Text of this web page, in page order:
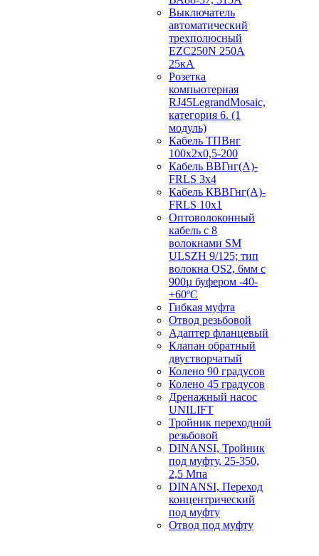
Выключатель
автоматический
трехполюсный
EZC250N 250А
25кА
Розетка
компьютерная
RJ45LegrandMosaic,
категория 6. (1
модуль)
Кабель ТПВнг
100х2х0,5-200
Кабель ВВГнг(А)-
FRLS 3х4
Кабель КВВГнг(А)-
FRLS 10х1
Оптоволоконный
кабель с 8
волокнами SM
ULSZH 9/125; тип
волокна OS2, 6мм с
900µ буфером -40-
+60ºC
Гибкая муфта
Отвод резьбовой
Адаптер фланцевый
Клапан обратный
двустворчатый
Колено 90 градусов
Колено 45 градусов
Дренажный насос
UNILIFT
Тройник переходной
резьбовой
DINANSI, Тройник
под муфту, 25-350,
2,5 Мпа
DINANSI, Переход
концентрический
под муфту
Отвод под муфту